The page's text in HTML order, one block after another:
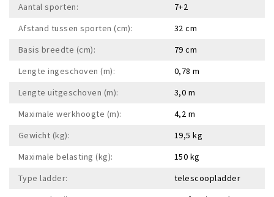
Aantal sporten:
7+2
Afstand tussen sporten (cm):
32 cm
Basis breedte (cm):
79 cm
Lengte ingeschoven (m):
0,78 m
Lengte uitgeschoven (m):
3,0 m
Maximale werkhoogte (m):
4,2 m
Gewicht (kg):
19,5 kg
Maximale belasting (kg):
150 kg
Type ladder:
telescoopladder